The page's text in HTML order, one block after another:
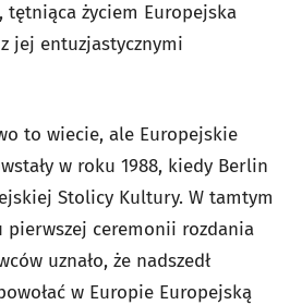
tętniąca życiem Europejska
jej entuzjastycznymi
to wiecie, ale Europejskie
w roku 1988, kiedy Berlin
Stolicy Kultury. W tamtym
pierwszej ceremonii rozdania
uznało, że nadszedł
w Europie Europejską